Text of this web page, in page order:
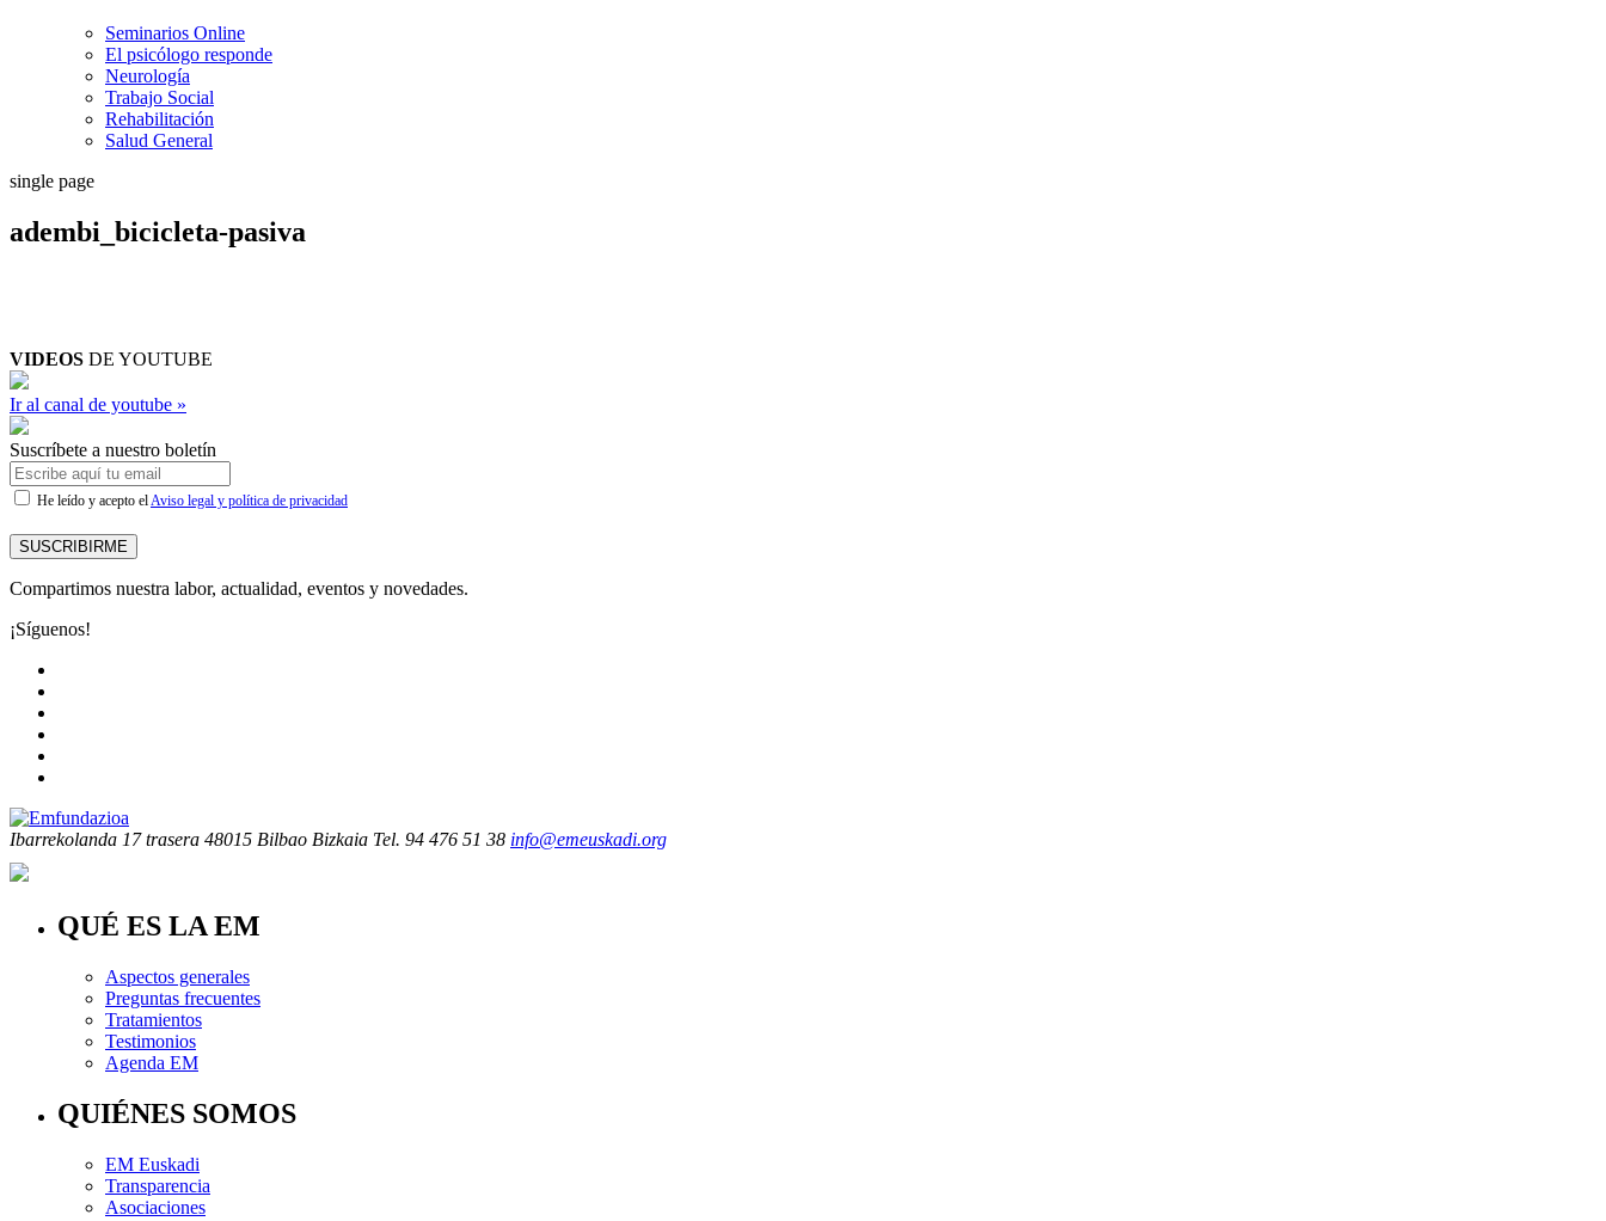
Seminarios Online
El psicólogo responde
Neurología
Trabajo Social
Rehabilitación
Salud General
single page
adembi_bicicleta-pasiva
VIDEOS DE YOUTUBE
Ir al canal de youtube »
Suscríbete a nuestro boletín
He leído y acepto elAviso legal y política de privacidad
SUSCRIBIRME
Compartimos nuestra labor, actualidad, eventos y novedades.
¡Síguenos!
Ibarrekolanda 17 trasera 48015 Bilbao Bizkaia Tel. 94 476 51 38 info@emeuskadi.org
QUÉ ES LA EM
Aspectos generales
Preguntas frecuentes
Tratamientos
Testimonios
Agenda EM
QUIÉNES SOMOS
EM Euskadi
Transparencia
Asociaciones